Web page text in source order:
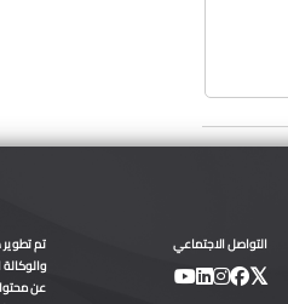
التواصل الاجتماعي
تم
عن